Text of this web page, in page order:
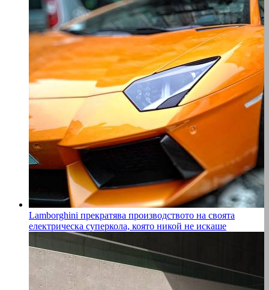
Lamborghini прекратява производството на своята
електрическа суперкола, която никой не искаше